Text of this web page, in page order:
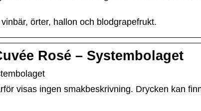
örter, hallon och blodgrapefrukt.
Rosé – Systembolaget
visas ingen smakbeskrivning. Drycken kan